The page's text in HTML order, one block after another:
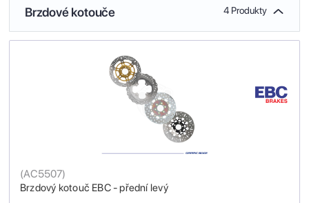
Brzdové kotouče 4 Produkty
Brzdový kotouč EBC - přední levý
(AC5507)